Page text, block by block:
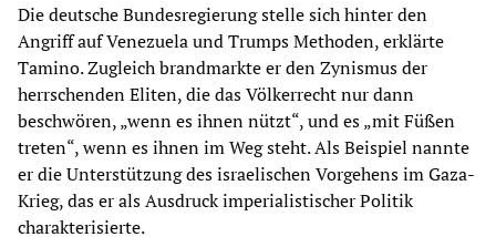
Die deutsche Bundesregierung stelle sich hinter den
Angriff auf Venezuela und Trumps Methoden, erklärte
Tamino. Zugleich brandmarkte er den Zynismus der
herrschenden Eliten, die das Völkerrecht nur dann
beschwören, „wenn es ihnen nützt“, und es „mit Füßen
treten“, wenn es ihnen im Weg steht. Als Beispiel nannte
er die Unterstützung des israelischen Vorgehens im Gaza-
Krieg, das er als Ausdruck imperialistischer Politik
charakterisierte.